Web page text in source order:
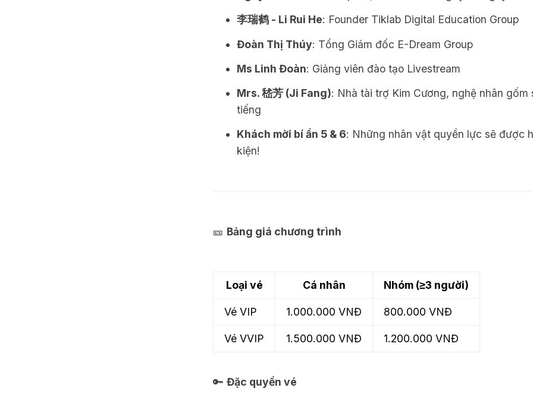
李瑞鹤 - Li Rui He: Founder Tiklab Digital Education Group
Đoàn Thị Thúy: Tổng Giám đốc E-Dream Group
Ms Linh Đoàn: Giảng viên đào tạo Livestream
Mrs. 嵇芳 (Ji Fang): Nhà tài trợ Kim Cương, nghệ nhân gốm
tiếng
Khách mời bí ẩn 5 & 6: Những nhân vật quyền lực sẽ được
kiện!
🎫 Bảng giá chương trình
Loại vé Cá nhân Nhóm (≥3 người)
Vé VIP 1.000.000 VNĐ 800.000 VNĐ
Vé VVIP 1.500.000 VNĐ 1.200.000 VNĐ
🔑 Đặc quyền vé